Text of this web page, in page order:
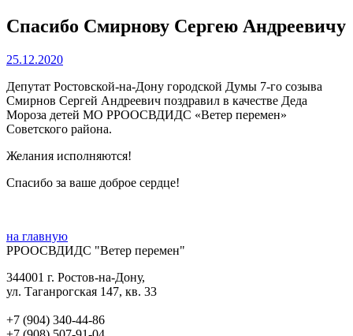
Спасибо Смирнову Сергею Андреевичу
25.12.2020
Депутат Ростовской-на-Дону городской Думы 7-го созыва
Смирнов Сергей Андреевич поздравил в качестве Деда
Мороза детей МО РРООСВДИДС «Ветер перемен»
Советского района.
Желания исполняются!
Спасибо за ваше доброе сердце!
на главную
РРООСВДИДС "Ветер перемен"
344001 г. Ростов-на-Дону,
ул. Таганрогская 147, кв. 33‍
+7 (904) 340-44-86